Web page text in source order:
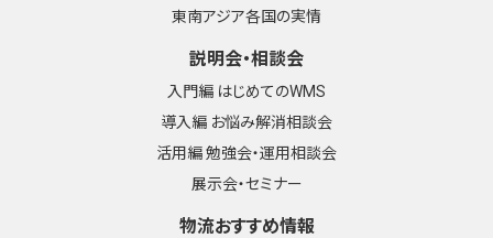
東南アジア各国の実情
説明会・相談会
入門編 はじめてのWMS
導入編 お悩み解消相談会
活用編 勉強会・運用相談会
展示会・セミナー
物流おすすめ情報